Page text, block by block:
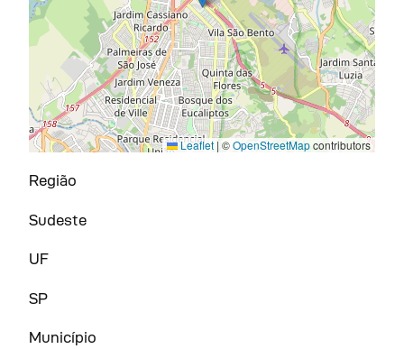
Leaflet | ©OpenStreetMapcontributors
Região
Sudeste
UF
SP
Município